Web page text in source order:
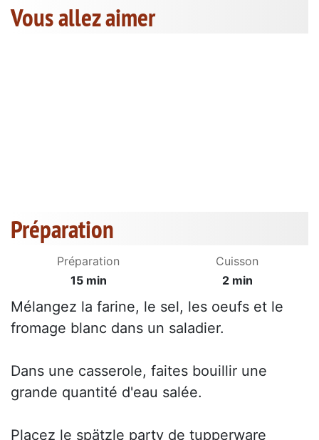
Vous allez aimer
Préparation
Préparation
15 min
Cuisson
2 min
Mélangez la farine, le sel, les oeufs et le
fromage blanc dans un saladier.
Dans une casserole, faites bouillir une
grande quantité d'eau salée.
Placez le spätzle party de tupperware